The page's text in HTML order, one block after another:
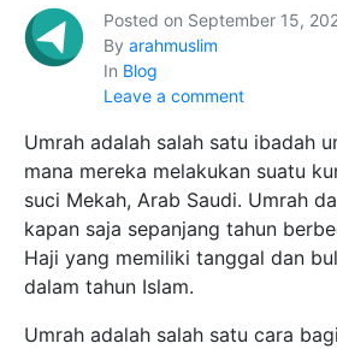
Posted on September 15,
By arahmuslim
In Blog
Leave a comment
Umrah adalah salah satu ibadah
mana mereka melakukan suatu
suci Mekah, Arab Saudi. Umrah
kapan saja sepanjang tahun
Haji yang memiliki tanggal dan
dalam tahun Islam.
Umrah adalah salah satu cara